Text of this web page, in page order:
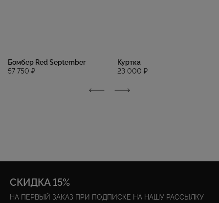
Бомбер Red September
57 750 ₽
Куртка
23 000 ₽
СКИДКА 15%
НА ПЕРВЫЙ ЗАКАЗ ПРИ ПОДПИСКЕ НА НАШУ РАССЫЛКУ